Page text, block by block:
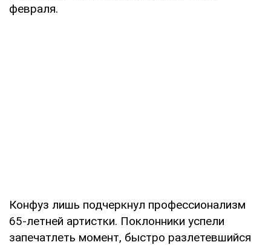
февраля.
Конфуз лишь подчеркнул профессионализм
65-летней артистки. Поклонники успели
запечатлеть момент, быстро разлетевшийся